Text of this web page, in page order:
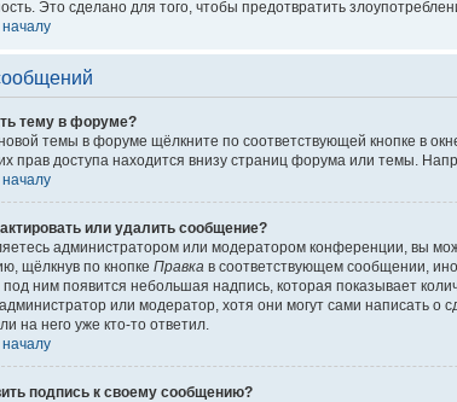
Это сделано для того, чтобы предотвратить
началу
тему в форуме?
темы в форуме щёлкните по соответствующей кнопке в
прав доступа находится внизу страниц форума или темы.
началу
или удалить сообщение?
администратором или модератором конференции, вы
щёлкнув по кнопке Правка в соответствующем сообщении,
ним появится небольшая надпись, которая показывает
или модератор, хотя они могут сами написать
на него уже кто-то ответил.
началу
подпись к своему сообщению?